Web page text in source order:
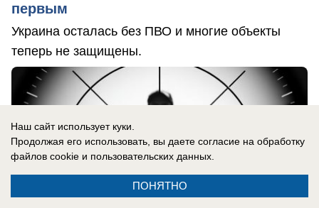
первым
Украина осталась без ПВО и многие объекты
теперь не защищены.
Наш сайт использует куки.
Продолжая его использовать, вы даете согласие на обработку
файлов cookie и пользовательских данных.
ПОНЯТНО